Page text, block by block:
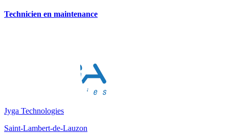
Technicien en maintenance
Jyga Technologies
Saint-Lambert-de-Lauzon